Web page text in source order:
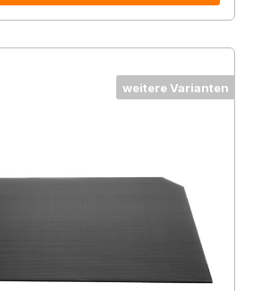
weitere Varianten